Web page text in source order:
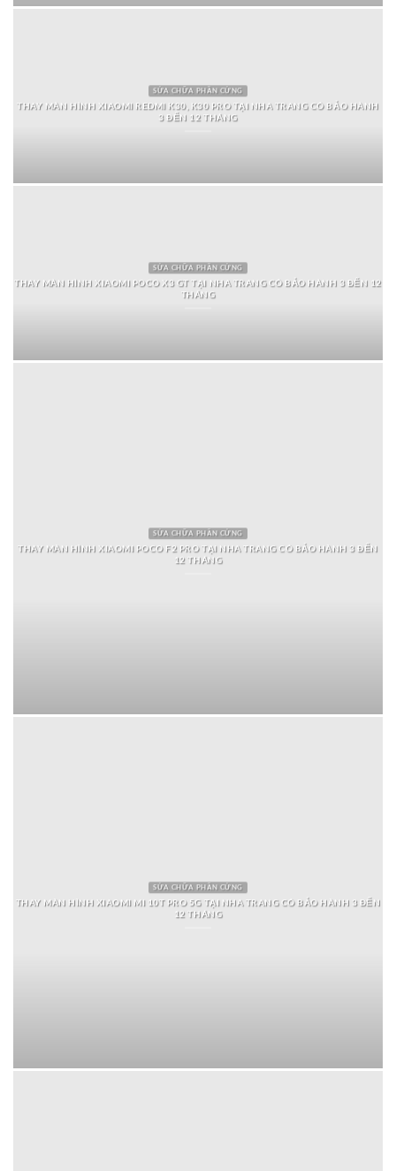
SỬA CHỮA PHẦN CỨNG
THAY MÀN HÌNH XIAOMI REDMI K30, K30 PRO TẠI NHA TRANG CÓ BẢO HÀNH
3 ĐẾN 12 THÁNG
SỬA CHỮA PHẦN CỨNG
THAY MÀN HÌNH XIAOMI POCO X3 GT TẠI NHA TRANG CÓ BẢO HÀNH 3 ĐẾN 12
THÁNG
SỬA CHỮA PHẦN CỨNG
THAY MÀN HÌNH XIAOMI POCO F2 PRO TẠI NHA TRANG CÓ BẢO HÀNH 3 ĐẾN
12 THÁNG
SỬA CHỮA PHẦN CỨNG
THAY MÀN HÌNH XIAOMI MI 10T PRO 5G TẠI NHA TRANG CÓ BẢO HÀNH 3 ĐẾN
12 THÁNG